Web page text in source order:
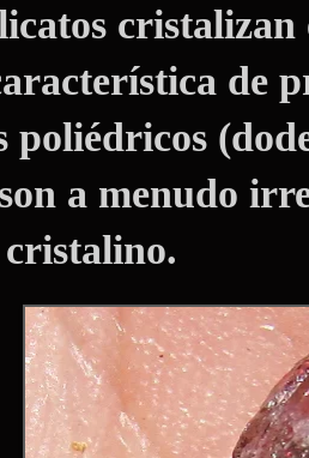
de
poliédricos
a menudo
cristalino.